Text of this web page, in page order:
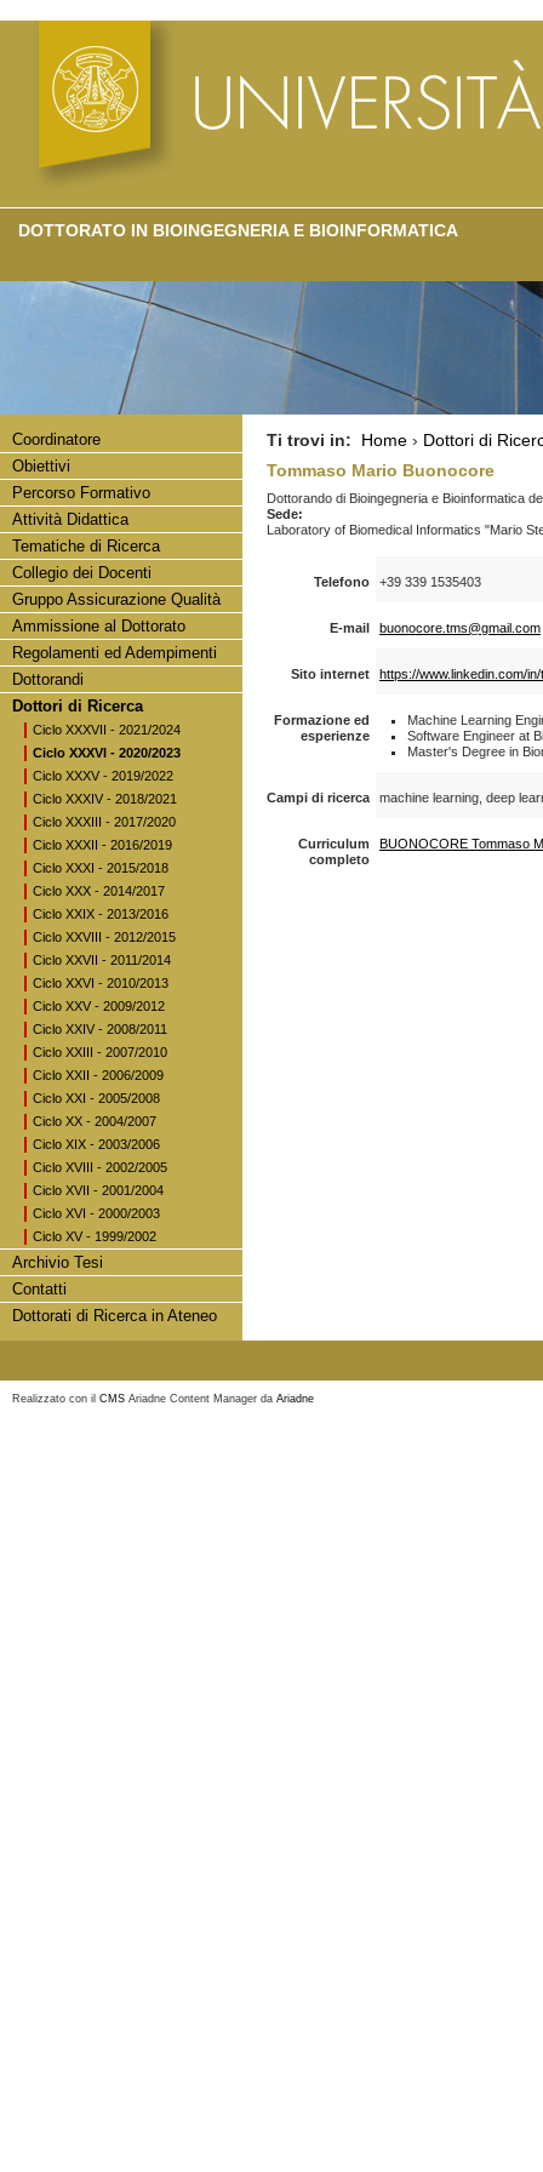
DOTTORATO IN BIOINGEGNERIA E BIOINFORMATICA
Coordinatore
Obiettivi
Percorso Formativo
Attività Didattica
Tematiche di Ricerca
Collegio dei Docenti
Gruppo Assicurazione Qualità
Ammissione al Dottorato
Regolamenti ed Adempimenti
Dottorandi
Dottori di Ricerca
Ciclo XXXVII - 2021/2024
Ciclo XXXVI - 2020/2023
Ciclo XXXV - 2019/2022
Ciclo XXXIV - 2018/2021
Ciclo XXXIII - 2017/2020
Ciclo XXXII - 2016/2019
Ciclo XXXI - 2015/2018
Ciclo XXX - 2014/2017
Ciclo XXIX - 2013/2016
Ciclo XXVIII - 2012/2015
Ciclo XXVII - 2011/2014
Ciclo XXVI - 2010/2013
Ciclo XXV - 2009/2012
Ciclo XXIV - 2008/2011
Ciclo XXIII - 2007/2010
Ciclo XXII - 2006/2009
Ciclo XXI - 2005/2008
Ciclo XX - 2004/2007
Ciclo XIX - 2003/2006
Ciclo XVIII - 2002/2005
Ciclo XVII - 2001/2004
Ciclo XVI - 2000/2003
Ciclo XV - 1999/2002
Archivio Tesi
Contatti
Dottorati di Ricerca in Ateneo
Ti trovi in: Home › Dottori di
Tommaso Mario Buonocore
Dottorando di Bioingegneria e Bioinformatica
Sede:
Laboratory of Biomedical Informatics "Mario
Telefono +39 339 1535403
E-mail buonocore.tms@gmail.com
Sito internet https://www.linkedin.com/
Formazione ed
esperienze
Machine Learning
Software Engineer at
Master's Degree in
Campi di ricerca machine learning, deep
Curriculum
completo
BUONOCORE Tommaso
Realizzato con il CMS Ariadne Content Manager da Ariadne